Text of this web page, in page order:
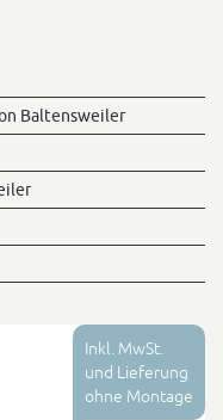
Baltensweiler
Inkl. MwSt.
und Lieferung
ohne Montage